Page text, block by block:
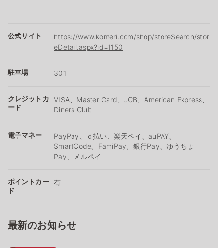
公式サイト
https://www.komeri.com/shop/storeSearch/stor
eDetail.aspx?id=1150
駐車場 301
クレジットカ
ード
VISA、Master Card、JCB、American Express、
Diners Club
電子マネー
PayPay、ｄ払い、楽天ペイ、auPAY、
SmartCode、FamiPay、銀行Pay、ゆうちょ
Pay、メルペイ
ポイントカー
ド
有
最新のお知らせ